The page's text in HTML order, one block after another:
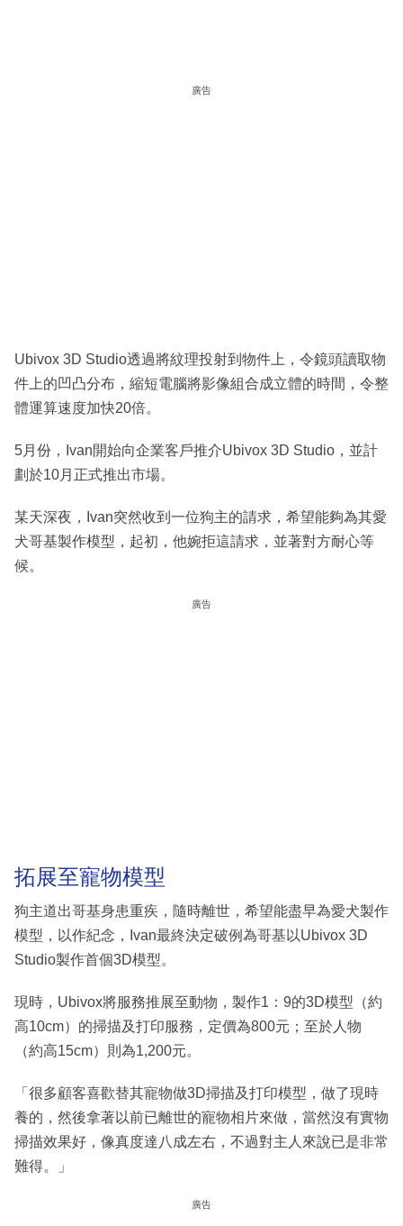
廣告
Ubivox 3D Studio透過將紋理投射到物件上，令鏡頭讀取物
件上的凹凸分布，縮短電腦將影像組合成立體的時間，令整
體運算速度加快20倍。
5月份，Ivan開始向企業客戶推介Ubivox 3D Studio，並計
劃於10月正式推出市場。
某天深夜，Ivan突然收到一位狗主的請求，希望能夠為其愛
犬哥基製作模型，起初，他婉拒這請求，並著對方耐心等
候。
廣告
拓展至寵物模型
狗主道出哥基身患重疾，隨時離世，希望能盡早為愛犬製作
模型，以作紀念，Ivan最終決定破例為哥基以Ubivox 3D
Studio製作首個3D模型。
現時，Ubivox將服務推展至動物，製作1：9的3D模型（約
高10cm）的掃描及打印服務，定價為800元；至於人物
（約高15cm）則為1,200元。
「很多顧客喜歡替其寵物做3D掃描及打印模型，做了現時
養的，然後拿著以前已離世的寵物相片來做，當然沒有實物
掃描效果好，像真度達八成左右，不過對主人來說已是非常
難得。」
廣告